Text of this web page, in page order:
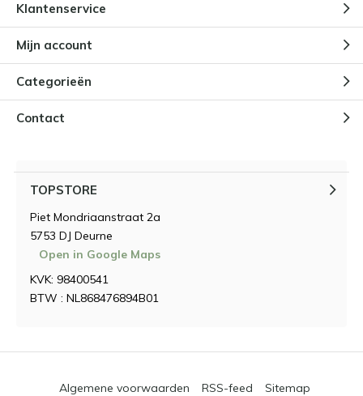
Klantenservice
Mijn account
Categorieën
Contact
TOPSTORE
Piet Mondriaanstraat 2a
5753 DJ Deurne
Open in Google Maps
KVK: 98400541
BTW : NL868476894B01
Algemene voorwaarden RSS-feed Sitemap